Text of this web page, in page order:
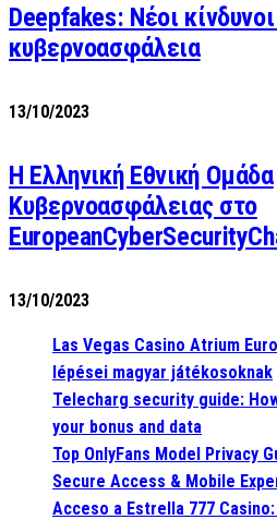
Deepfakes: Νέοι
κυβερνοασφάλεια
13/10/2023
Η Ελληνική Εθνική Ομάδα
Κυβερνοασφάλειας στο
13/10/2023
Las Vegas Casino Atrium
lépései magyar játékosoknak
Telecharg security guide:
your bonus and data
Top OnlyFans Model Privacy
Secure Access & Mobile
Acceso a Estrella 777